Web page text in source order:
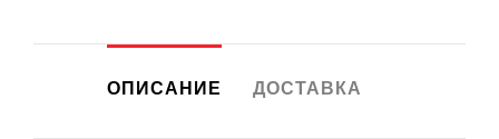
ОПИСАНИЕ ДОСТАВКА